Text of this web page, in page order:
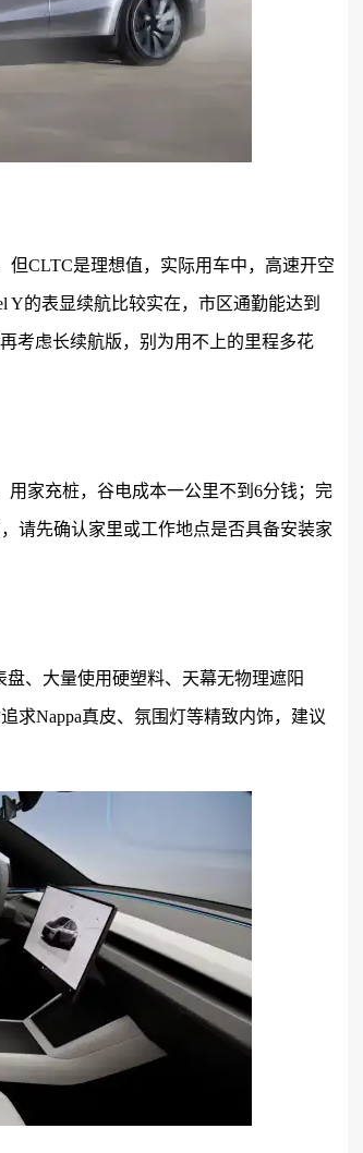
但CLTC是理想值，实际用车中，高速开空
Y的表显续航比较实在，市区通勤能达到
考虑长续航版，别为用不上的里程多花
家充桩，谷电成本一公里不到6分钱；完
请先确认家里或工作地点是否具备安装家
、大量使用硬塑料、天幕无物理遮阳
求Nappa真皮、氛围灯等精致内饰，建议